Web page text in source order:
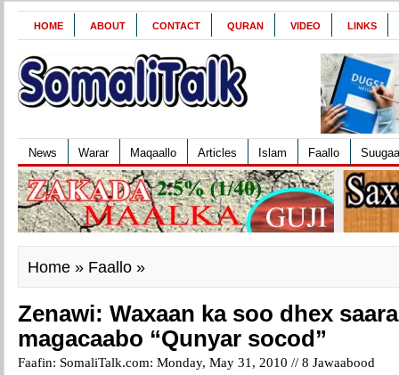
HOME ABOUT CONTACT QURAN VIDEO LINKS
News Warar Maqaallo Articles Islam Faallo
Home » Faallo »
Zenawi: Waxaan ka soo dhex
magacaabo “Qunyar socod”
Faafin: SomaliTalk.com: Monday, May 31, 2010 // 8 Jawaabood